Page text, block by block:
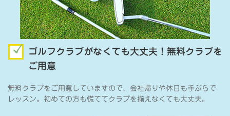
ゴルフクラブがなくても大丈夫！無料クラブを
ご用意
無料クラブをご用意していますので、会社帰りや休日も手ぶらで
レッスン。初めての方も慌ててクラブを揃えなくても大丈夫。